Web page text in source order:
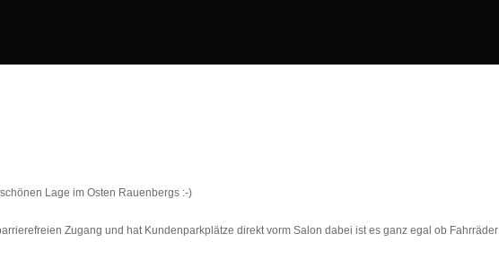
Lage im Osten Rauenbergs :-)
Zugang und hat Kundenparkplätze direkt vorm Salon dabei ist es ganz egal ob